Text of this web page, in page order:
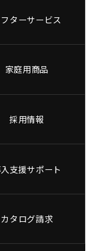
ターサービス
家庭用商品
採用情報
支援サポート
カタログ請求